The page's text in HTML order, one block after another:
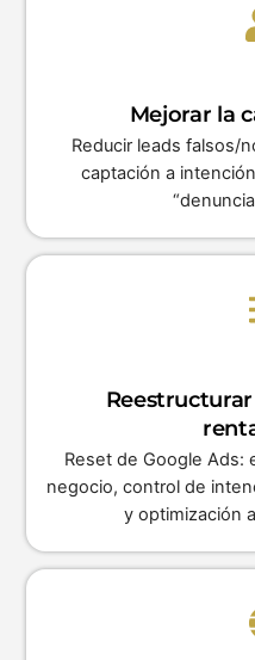
Mejorar la
Reducir leads falsos/
captación a
Reset de Google Ads:
negocio, control de
y optimización